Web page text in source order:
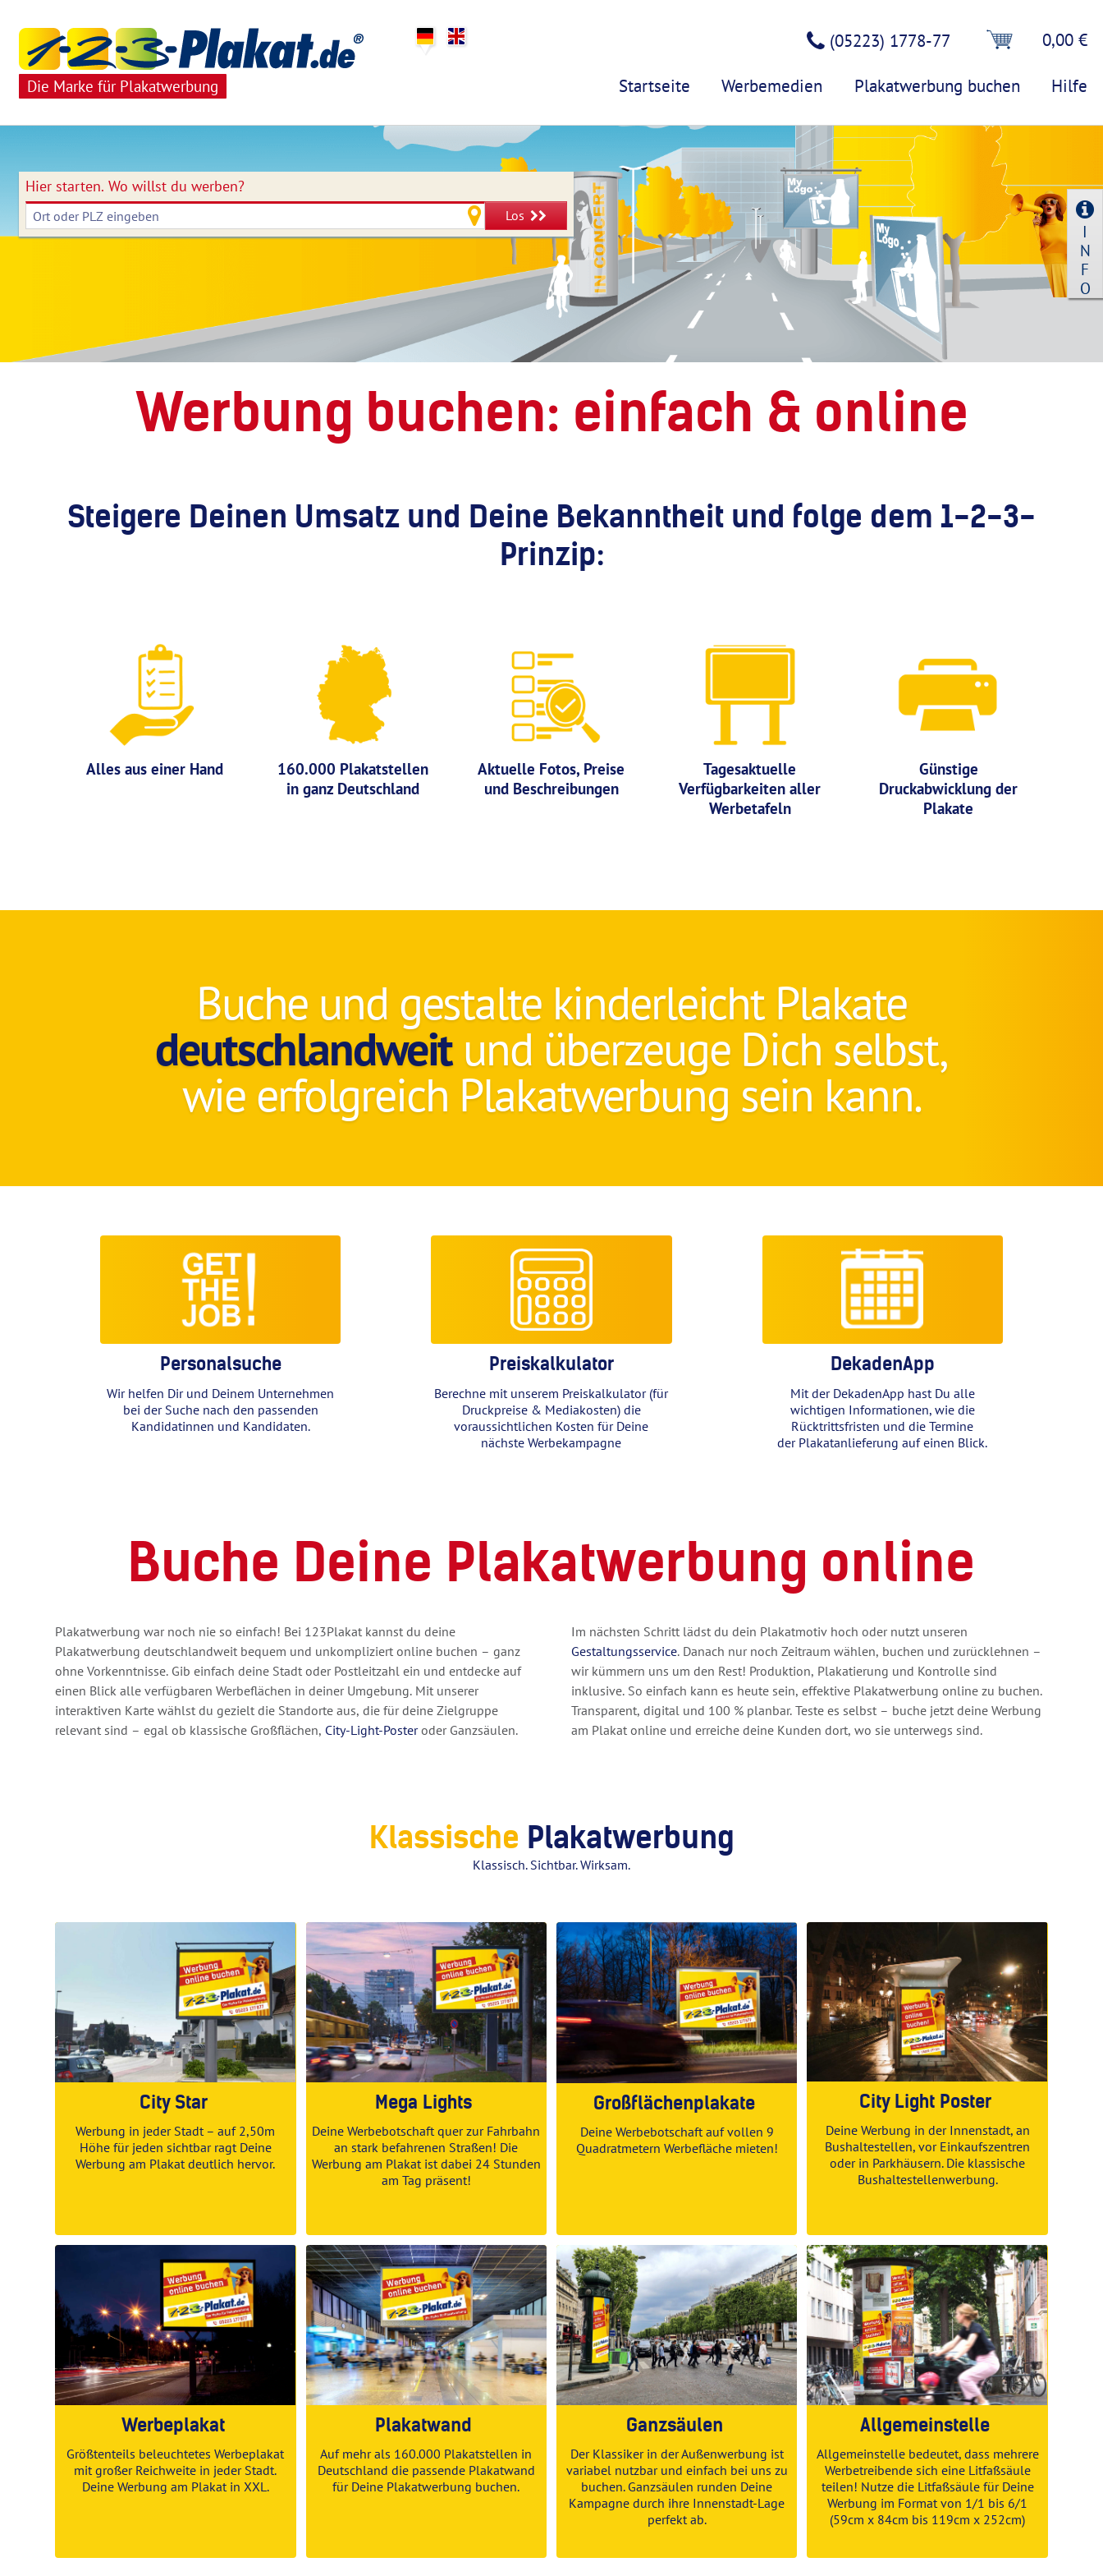
Die Marke für Plakatwerbung
(05223) 1778-77 0,00 €
Startseite Werbemedien Plakatwerbung buchen Hilfe
Hier starten. Wo willst du werben?
Los
Werbung buchen: einfach & online
Steigere Deinen Umsatz und Deine Bekanntheit und folge dem 1-2-3-
Prinzip:
Alles aus einer Hand
160.000 Plakatstellen
in ganz Deutschland
Aktuelle Fotos, Preise
und Beschreibungen
Tagesaktuelle
Verfügbarkeiten aller
Werbetafeln
Günstige
Druckabwicklung der
Plakate
Buche und gestalte kinderleicht Plakate
deutschlandweitund überzeuge Dich selbst,
wie erfolgreich Plakatwerbung sein kann.
Personalsuche
Wir helfen Dir und Deinem Unternehmen
bei der Suche nach den passenden
Kandidatinnen und Kandidaten.
Preiskalkulator
Berechne mit unserem Preiskalkulator (für
Druckpreise & Mediakosten) die
voraussichtlichen Kosten für Deine
nächste Werbekampagne
DekadenApp
Mit der DekadenApp hast Du alle
wichtigen Informationen, wie die
Rücktrittsfristen und die Termine
der Plakatanlieferung auf einen Blick.
Buche Deine Plakatwerbung online
Plakatwerbung war noch nie so einfach! Bei 123Plakat kannst du deine
Plakatwerbung deutschlandweit bequem und unkompliziert online buchen – ganz
ohne Vorkenntnisse. Gib einfach deine Stadt oder Postleitzahl ein und entdecke auf
einen Blick alle verfügbaren Werbeflächen in deiner Umgebung. Mit unserer
interaktiven Karte wählst du gezielt die Standorte aus, die für deine Zielgruppe
relevant sind – egal ob klassische Großflächen, City-Light-Posteroder Ganzsäulen.
Im nächsten Schritt lädst du dein Plakatmotiv hoch oder nutzt unseren
Gestaltungsservice. Danach nur noch Zeitraum wählen, buchen und zurücklehnen –
wir kümmern uns um den Rest! Produktion, Plakatierung und Kontrolle sind
inklusive. So einfach kann es heute sein, effektive Plakatwerbung online zu buchen.
Transparent, digital und 100 % planbar. Teste es selbst – buche jetzt deine Werbung
am Plakat online und erreiche deine Kunden dort, wo sie unterwegs sind.
Klassische Plakatwerbung
Klassisch. Sichtbar. Wirksam.
City Star
Werbung in jeder Stadt – auf 2,50m
Höhe für jeden sichtbar ragt Deine
Werbung am Plakat deutlich hervor.
Mega Lights
Deine Werbebotschaft quer zur Fahrbahn
an stark befahrenen Straßen! Die
Werbung am Plakat ist dabei 24 Stunden
am Tag präsent!
Großflächenplakate
Deine Werbebotschaft auf vollen 9
Quadratmetern Werbefläche mieten!
City Light Poster
Deine Werbung in der Innenstadt, an
Bushaltestellen, vor Einkaufszentren
oder in Parkhäusern. Die klassische
Bushaltestellenwerbung.
Werbeplakat
Größtenteils beleuchtetes Werbeplakat
mit großer Reichweite in jeder Stadt.
Deine Werbung am Plakat in XXL.
Plakatwand
Auf mehr als 160.000 Plakatstellen in
Deutschland die passende Plakatwand
für Deine Plakatwerbung buchen.
Ganzsäulen
Der Klassiker in derAußenwerbung ist
variabel nutzbar und einfach bei uns zu
buchen. Ganzsäulen runden Deine
Kampagne durch ihre Innenstadt-Lage
perfekt ab.
Allgemeinstelle
Allgemeinstelle bedeutet, dass mehrere
Werbetreibende sich eine Litfaßsäule
teilen! Nutze die Litfaßsäule für Deine
Werbung im Format von 1/1 bis 6/1
(59cm x 84cm bis 119cm x 252cm)
I
N
F
O